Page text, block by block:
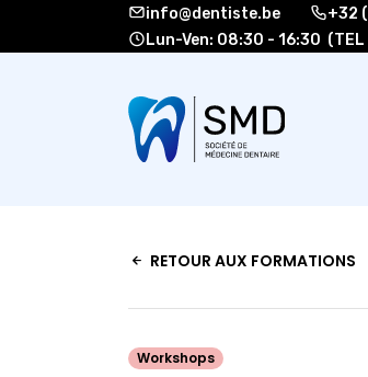
info@dentiste.be
+32
Lun-Ven: 08:30 - 16:30 (TEL
RETOUR AUX FORMATIONS
Workshops